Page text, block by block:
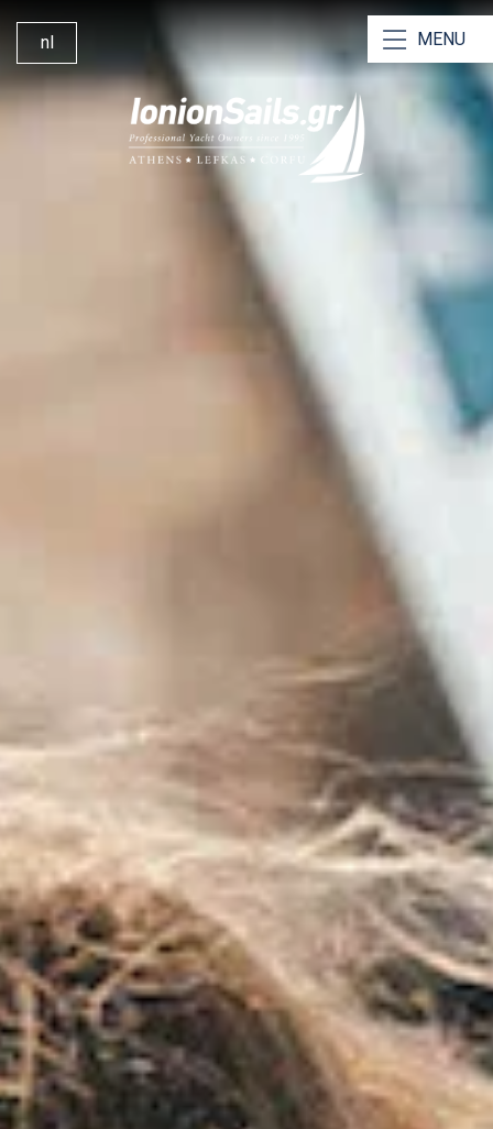
nl
Onze jachten
Onze Catamarans
Bareboat Charters
Charter met Schipper
Bemande Jachtcharters
Zeilboot Huren Lefkas
Waarom Voor Ons Kiezen
Deskundige Lokale Kennis
Wij kennen de Ionische Zee op ons duimpje!
gids over zeilen in de Ionische Zee
E-Checkin & Echte Boot
Videos
Leer alles over uw jacht voordat u aan boord
gaat via echte video's van uw boot!Bekijk hier
een voorbeeld.
Alleen Vijf Sterren Recensies!
Wij zijn trots op onze diensten en onze
beoordelingen weerspiegelen dat.
Lees ze hier.
Reisverzekering voor Zeilen
Het garanderen van een unieke zeilervaring is
gebaseerd op het genieten van
de vakantie
zonder stress.
Maak kennis met ons team
MENU